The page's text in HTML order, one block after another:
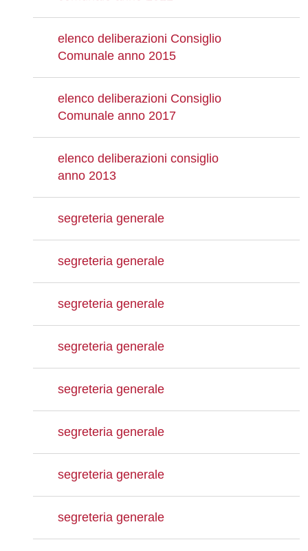
elenco deliberazioni Consiglio
Comunale anno 2015
elenco deliberazioni Consiglio
Comunale anno 2017
elenco deliberazioni consiglio
anno 2013
segreteria generale
segreteria generale
segreteria generale
segreteria generale
segreteria generale
segreteria generale
segreteria generale
segreteria generale